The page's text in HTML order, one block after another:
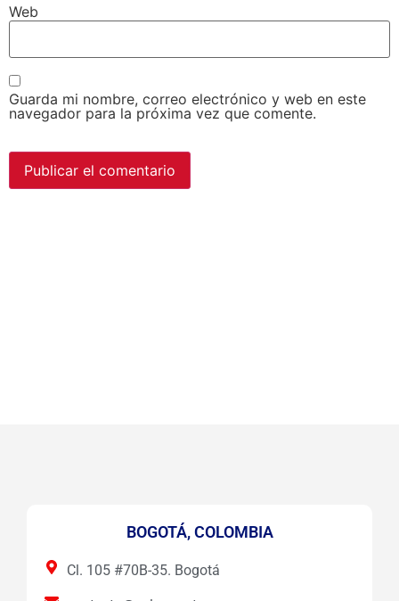
Web
Guarda mi nombre, correo electrónico y web en este
navegador para la próxima vez que comente.
BOGOTÁ, COLOMBIA
Cl. 105 #70B-35. Bogotá